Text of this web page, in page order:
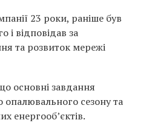
23 роки, раніше був
і відповідав за
та розвиток мережі
основні завдання
опалювального сезону та
енергооб’єктів.